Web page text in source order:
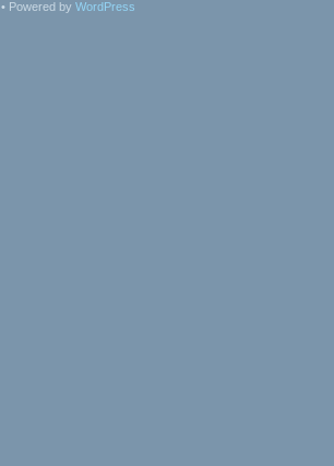
• Powered by WordPress